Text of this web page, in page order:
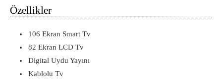
Özellikler
106 Ekran Smart Tv
82 Ekran LCD Tv
Digital Uydu Yayını
Kablolu Tv